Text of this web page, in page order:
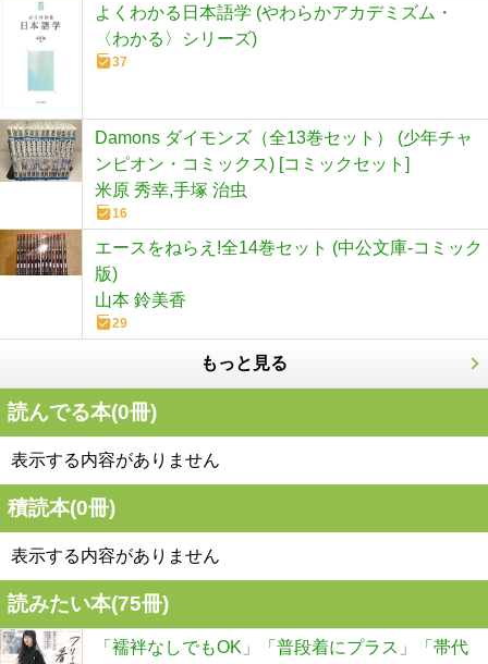
よくわかる日本語学 (やわらかアカデミズム・
〈わかる〉シリーズ)
37
Damons ダイモンズ（全13巻セット） (少年チャ
ンピオン・コミックス) [コミックセット]
米原 秀幸,手塚 治虫
16
エースをねらえ!全14巻セット (中公文庫-コミック
版)
山本 鈴美香
29
もっと見る
読んでる本(0冊)
表示する内容がありません
積読本(0冊)
表示する内容がありません
読みたい本(75冊)
「襦袢なしでもOK」「普段着にプラス」「帯代